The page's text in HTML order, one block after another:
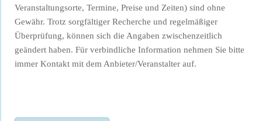
Veranstaltungsorte, Termine, Preise und Zeiten) sind ohne
Gewähr. Trotz sorgfältiger Recherche und regelmäßiger
Überprüfung, können sich die Angaben zwischenzeitlich
geändert haben. Für verbindliche Information nehmen Sie bitte
immer Kontakt mit dem Anbieter/Veranstalter auf.